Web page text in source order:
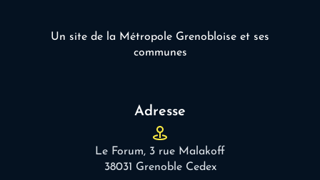
Un site de la Métropole Grenobloise et ses
communes
Adresse
Le Forum, 3 rue Malakoff
38031 Grenoble Cedex